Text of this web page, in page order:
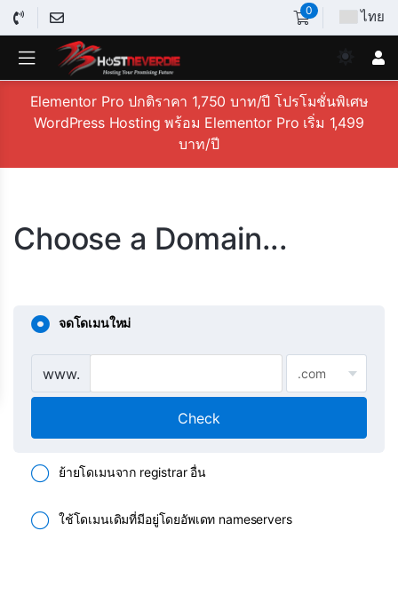
0 ไทย
Elementor Pro ปกติราคา 1,750 บาท/ปี โปรโมชั่นพิเศษ
WordPress Hosting พร้อม Elementor Pro เริ่ม 1,499
บาท/ปี
Choose a Domain...
จดโดเมนใหม่
www.
Check
ย้ายโดเมนจาก registrar อื่น
ใช้โดเมนเดิมที่มีอยู่โดยอัพเดท nameservers